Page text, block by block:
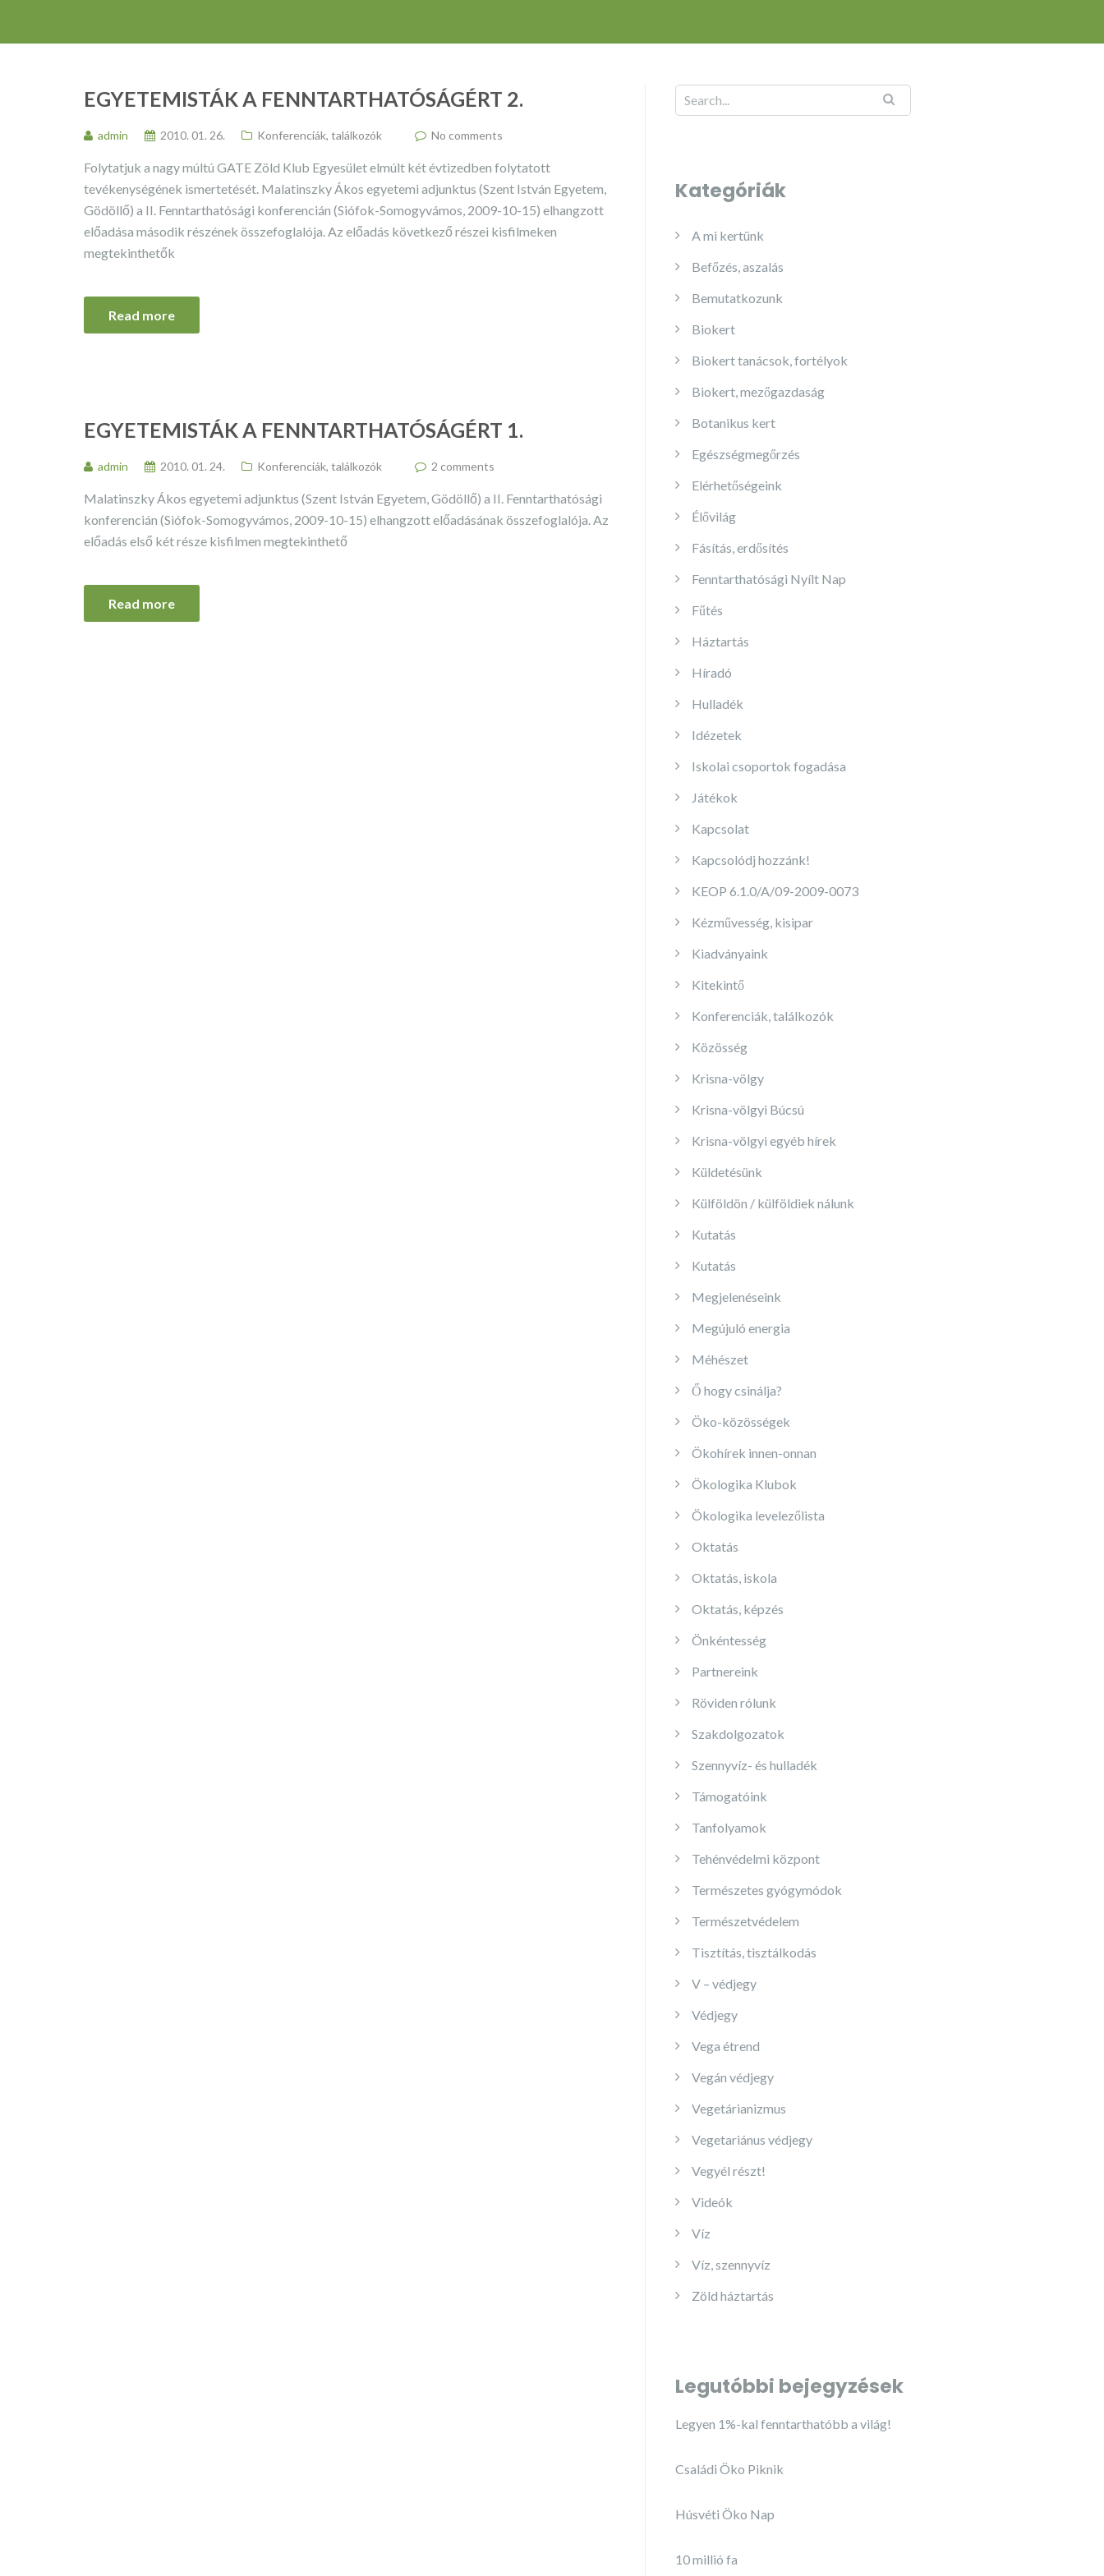
EGYETEMISTÁK A FENNTARTHATÓSÁGÉRT 2.
admin 2010. 01. 26. Konferenciák, találkozók No comments
Folytatjuk a nagy múltú GATE Zöld Klub Egyesület elmúlt két évtizedben folytatott
tevékenységének ismertetését. Malatinszky Ákos egyetemi adjunktus (Szent István Egyetem,
Gödöllő) a II. Fenntarthatósági konferencián (Siófok-Somogyvámos, 2009-10-15) elhangzott
előadása második részének összefoglalója. Az előadás következő részei kisfilmeken
megtekinthetők
Read more
EGYETEMISTÁK A FENNTARTHATÓSÁGÉRT 1.
admin 2010. 01. 24. Konferenciák, találkozók 2 comments
Malatinszky Ákos egyetemi adjunktus (Szent István Egyetem, Gödöllő) a II. Fenntarthatósági
konferencián (Siófok-Somogyvámos, 2009-10-15) elhangzott előadásának összefoglalója. Az
előadás első két része kisfilmen megtekinthető
Read more
Kategóriák
A mi kertünk
Befőzés, aszalás
Bemutatkozunk
Biokert
Biokert tanácsok, fortélyok
Biokert, mezőgazdaság
Botanikus kert
Egészségmegőrzés
Elérhetőségeink
Élővilág
Fásítás, erdősítés
Fenntarthatósági Nyílt Nap
Fűtés
Háztartás
Híradó
Hulladék
Idézetek
Iskolai csoportok fogadása
Játékok
Kapcsolat
Kapcsolódj hozzánk!
KEOP 6.1.0/A/09-2009-0073
Kézművesség, kisipar
Kiadványaink
Kitekintő
Konferenciák, találkozók
Közösség
Krisna-völgy
Krisna-völgyi Búcsú
Krisna-völgyi egyéb hírek
Küldetésünk
Külföldön / külföldiek nálunk
Kutatás
Kutatás
Megjelenéseink
Megújuló energia
Méhészet
Ő hogy csinálja?
Öko-közösségek
Ökohírek innen-onnan
Ökologika Klubok
Ökologika levelezőlista
Oktatás
Oktatás, iskola
Oktatás, képzés
Önkéntesség
Partnereink
Röviden rólunk
Szakdolgozatok
Szennyvíz- és hulladék
Támogatóink
Tanfolyamok
Tehénvédelmi központ
Természetes gyógymódok
Természetvédelem
Tisztítás, tisztálkodás
V – védjegy
Védjegy
Vega étrend
Vegán védjegy
Vegetárianizmus
Vegetariánus védjegy
Vegyél részt!
Videók
Víz
Víz, szennyvíz
Zöld háztartás
Legutóbbi bejegyzések
Legyen 1%-kal fenntarthatóbb a világ!
Családi Öko Piknik
Húsvéti Öko Nap
10 millió fa